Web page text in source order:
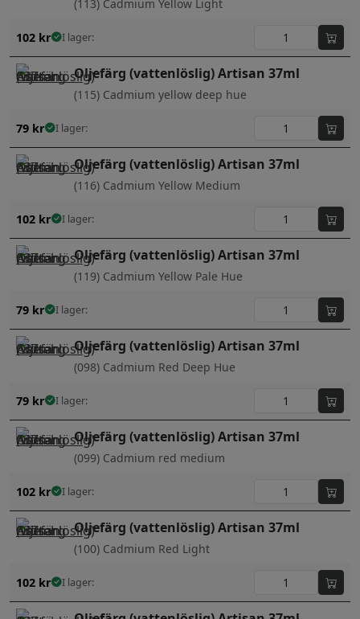
(113) Cadmium Yellow Light
102 kr I lager:
Oljefärg (vattenlöslig) Artisan 37ml
(115) Cadmium yellow deep hue
79 kr I lager:
Oljefärg (vattenlöslig) Artisan 37ml
(116) Cadmium Yellow Medium
102 kr I lager:
Oljefärg (vattenlöslig) Artisan 37ml
(119) Cadmium Yellow Pale Hue
79 kr I lager:
Oljefärg (vattenlöslig) Artisan 37ml
(098) Cadmium Red Deep Hue
79 kr I lager:
Oljefärg (vattenlöslig) Artisan 37ml
(099) Cadmium red medium
102 kr I lager:
Oljefärg (vattenlöslig) Artisan 37ml
(100) Cadmium Red Light
102 kr I lager: